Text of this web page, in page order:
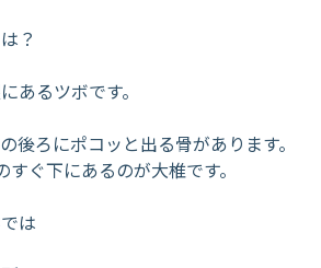
？
あるツボです。
後ろにポコッと出る骨があります。
ぐ下にあるのが大椎です。
は